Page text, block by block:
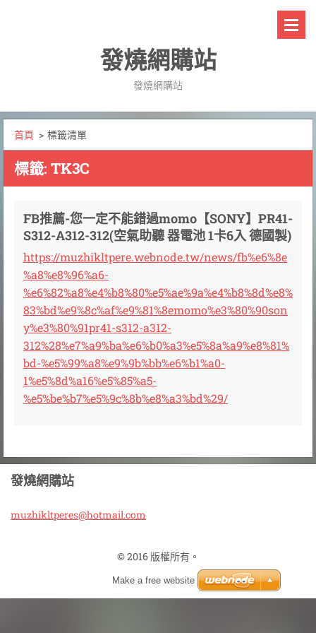
發燒網購站
發燒網購站
首頁 > 標籤清單
標籤: TK3C
FB推薦-您一定不能錯過momo【SONY】PR41-
S312-A312-312(空氣助聽 器電池 1卡6入 德國製)
https://muzhikltpere.webnode.tw/news/fb%e6%8e
%a8%e8%96%a6-
%e6%82%a8%e4%b8%80%e5%ae%9a%e4%b8%8d%e8%
83%bd%e9%8c%af%e9%81%8emomo%e3%80%90son
y%e3%80%91pr41-s312-a312-
312%28%e7%a9%ba%e6%b0%a3%e5%8a%a9%e8%81%
bd-%e5%99%a8%e9%9b%bb%e6%b1%a0-
1%e5%8d%a16%e5%85%a5-
%e5%be%b7%e5%9c%8b%e8%a3%bd%29/
發燒網購站
muzhikltperes@hotmail.com
© 2016 版權所有。
Make a free website